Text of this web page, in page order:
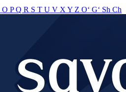
O PQ R S T U V X Y Z O‘ G‘ Sh Ch